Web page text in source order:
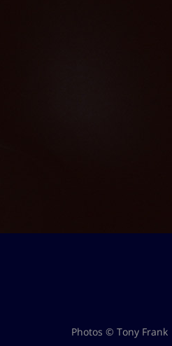
Photos © Tony Frank